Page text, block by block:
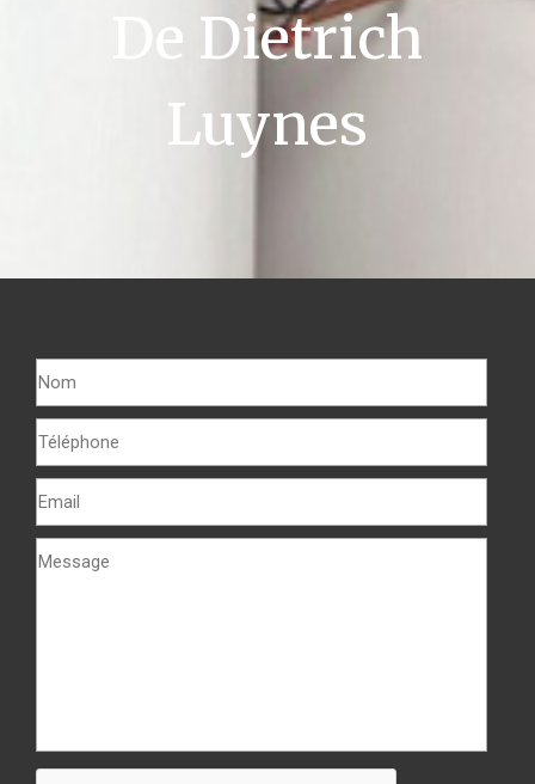
De Dietrich
Luynes